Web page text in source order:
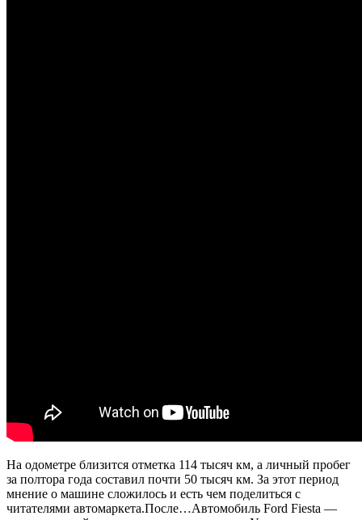
На одометре близится отметка 114 тысяч км, а личный пробег
за полтора года составил почти 50 тысяч км. За этот период
мнение о машине сложилось и есть чем поделиться с
читателями автомаркета.После…Автомобиль Ford Fiesta —